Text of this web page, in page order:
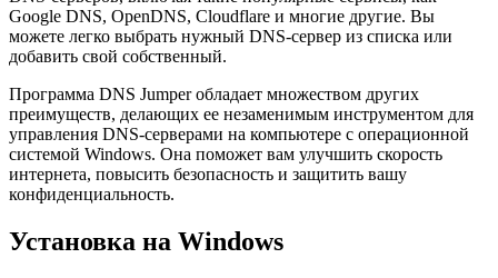
Google DNS, OpenDNS, Cloudflare и многие другие. Вы
можете легко выбрать нужный DNS-сервер из списка или
добавить свой собственный.
Программа DNS Jumper обладает множеством других
преимуществ, делающих ее незаменимым инструментом для
управления DNS-серверами на компьютере с операционной
системой Windows. Она поможет вам улучшить скорость
интернета, повысить безопасность и защитить вашу
конфиденциальность.
Установка на Windows